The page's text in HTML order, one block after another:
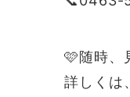
🩷随時、
詳しくは